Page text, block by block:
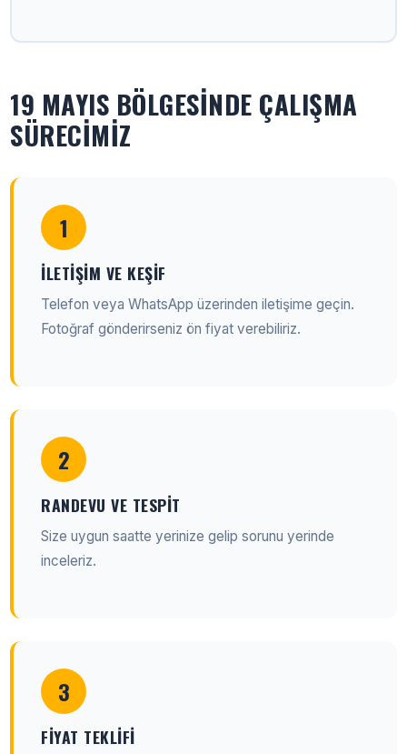
19 MAYIS BÖLGESINDE ÇALIŞMA
SÜRECIMIZ
1
İLETIŞIM VE KEŞIF
Telefon veya WhatsApp üzerinden iletişime geçin.
Fotoğraf gönderirseniz ön fiyat verebiliriz.
2
RANDEVU VE TESPIT
Size uygun saatte yerinize gelip sorunu yerinde
inceleriz.
3
FIYAT TEKLIFI